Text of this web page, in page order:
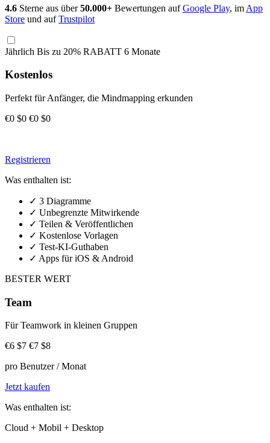
4.6 Sterne aus über50.000+ Bewertungen aufGoogle Play, im App
Store und aufTrustpilot
Jährlich Bis zu 20% RABATT 6 Monate
Kostenlos
Perfekt für Anfänger, die Mindmapping erkunden
€0 $0 €0 $0
Registrieren
Was enthalten ist:
✓ 3 Diagramme
✓ Unbegrenzte Mitwirkende
✓ Teilen & Veröffentlichen
✓ Kostenlose Vorlagen
✓ Test-KI-Guthaben
✓ Apps für iOS & Android
BESTER WERT
Team
Für Teamwork in kleinen Gruppen
€6 $7 €7 $8
pro Benutzer / Monat
Jetzt kaufen
Was enthalten ist:
Cloud + Mobil + Desktop